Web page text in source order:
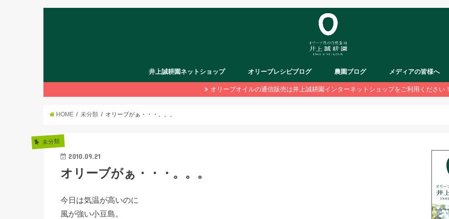
井上誠耕園ネットショップ オリーブレシピブログ 農園ブログ メディアの皆様へ
オリーブオイルの通信販売は井上誠耕園インターネットショップをご利用ください！
HOME 未分類 オリーブがぁ・・・。。。
未分類
2010.09.21
オリーブがぁ・・・。。。
今日は気温が高いのに
風が強い小豆島。